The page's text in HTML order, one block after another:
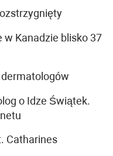
Kanadzie blisko 37
o Idze Świątek.
Catharines